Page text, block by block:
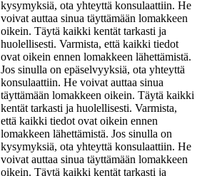
kysymyksiä, ota yhteyttä konsulaattiin. He
voivat auttaa sinua täyttämään lomakkeen
oikein. Täytä kaikki kentät tarkasti ja
huolellisesti. Varmista, että kaikki tiedot
ovat oikein ennen lomakkeen lähettämistä.
Jos sinulla on epäselvyyksiä, ota yhteyttä
konsulaattiin. He voivat auttaa sinua
täyttämään lomakkeen oikein. Täytä kaikki
kentät tarkasti ja huolellisesti. Varmista,
että kaikki tiedot ovat oikein ennen
lomakkeen lähettämistä. Jos sinulla on
kysymyksiä, ota yhteyttä konsulaattiin. He
voivat auttaa sinua täyttämään lomakkeen
oikein. Täytä kaikki kentät tarkasti ja